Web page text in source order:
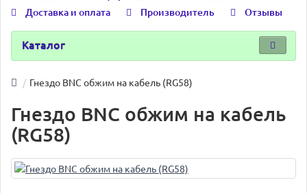
Доставка и оплата
Производитель Отзывы
Каталог
Гнездо BNC обжим на кабель (RG58)
Гнездо BNC обжим на кабель
(RG58)